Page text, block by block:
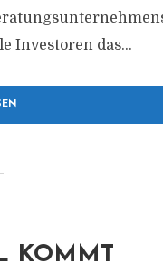
Investoren das...
KOMMT